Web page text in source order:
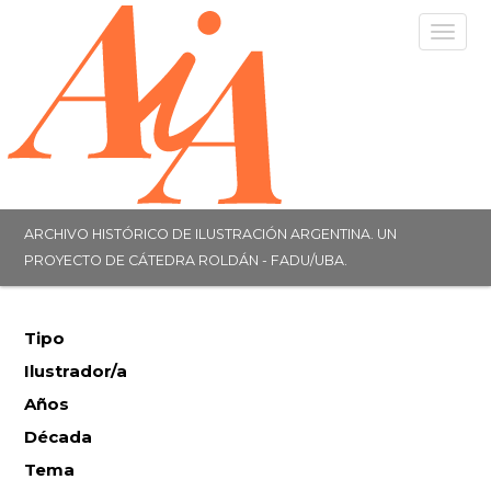
ARCHIVO HISTÓRICO DE ILUSTRACIÓN ARGENTINA. UN
PROYECTO DE CÁTEDRA ROLDÁN - FADU/UBA.
Tipo
Ilustrador/a
Años
Década
Tema